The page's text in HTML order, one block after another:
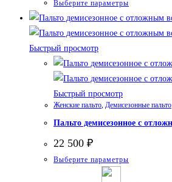
Выберите параметры
товар
имеет
вариаций.
Опции
выбрать
на
Быстрый просмотр
Быстрый просмотр
Женские пальто Демисезонные пальто
Пальто демисезонное с
22 500 ₽
Выберите параметры